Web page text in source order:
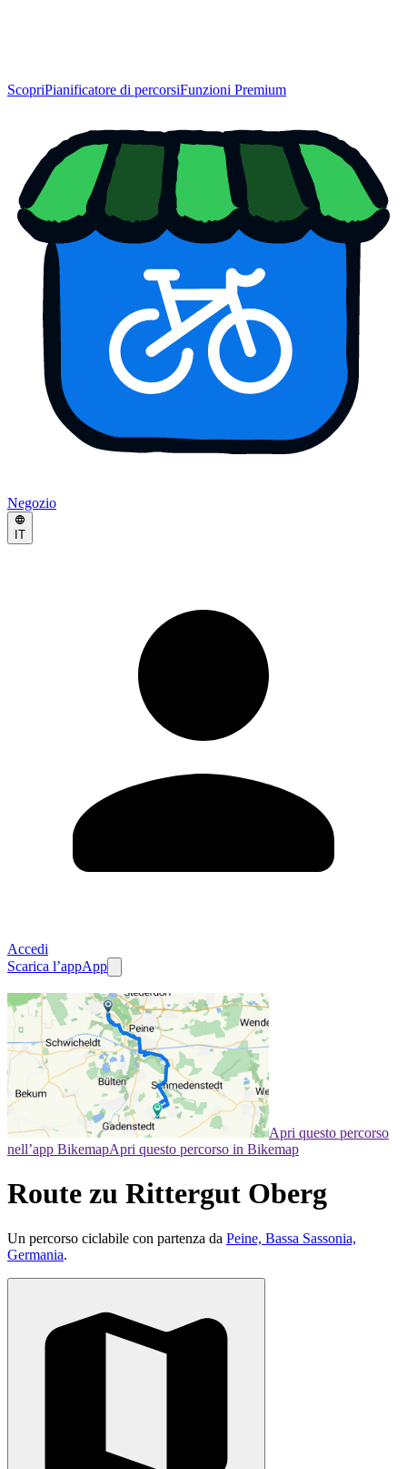
ScopriPianificatore di percorsiFunzioni Premium
Negozio
IT
Accedi
Scarica l’appApp
Apri questo percorso
nell’app BikemapApri questo percorso in Bikemap
Route zu Rittergut Oberg
Un percorso ciclabile con partenza da Peine, Bassa Sassonia,
Germania.